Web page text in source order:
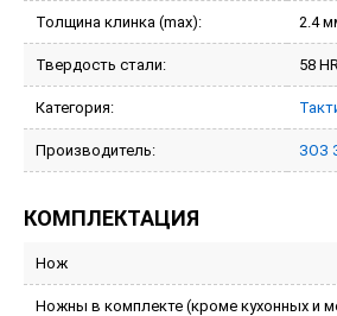
Толщина клинка (max): 2.4
Твердость стали: 58
Категория:
Производитель: ЗОЗ
КОМПЛЕКТАЦИЯ
Нож
Ножны в комплекте (кроме кухонных и